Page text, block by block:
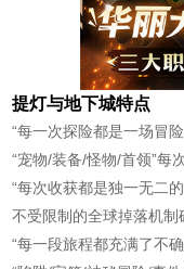
提灯与地下城特点
“每一次探险都是一场冒
“宠物/装备/怪物/首领”每
“每次收获都是独一无二
不受限制的全球掉落机制
“每一段旅程都充满了不